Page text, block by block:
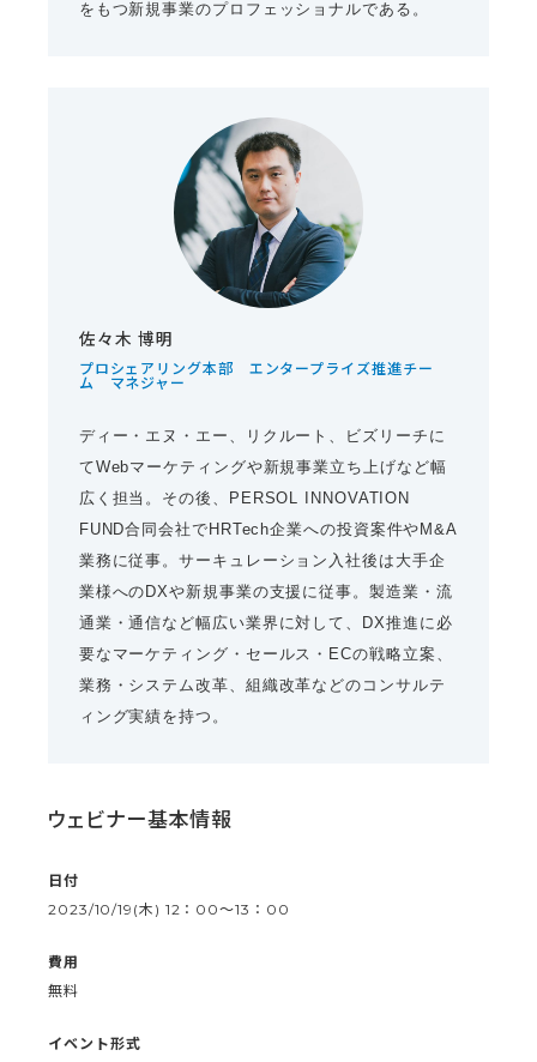
をもつ新規事業のプロフェッショナルである。
佐々木 博明
プロシェアリング本部 エンタープライズ推進チー
ム マネジャー
ディー・エヌ・エー、リクルート、ビズリーチに
てWebマーケティングや新規事業立ち上げなど幅
広く担当。その後、PERSOL INNOVATION
FUND合同会社でHRTech企業への投資案件やM&A
業務に従事。サーキュレーション入社後は大手企
業様へのDXや新規事業の支援に従事。製造業・流
通業・通信など幅広い業界に対して、DX推進に必
要なマーケティング・セールス・ECの戦略立案、
業務・システム改革、組織改革などのコンサルテ
ィング実績を持つ。
ウェビナー基本情報
日付
2023/10/19(木) 12：00〜13：00
費用
無料
イベント形式